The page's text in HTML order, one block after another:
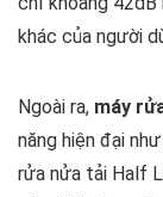
khác của người
Ngoài ra, máy
năng hiện đại
rửa nửa tải Half